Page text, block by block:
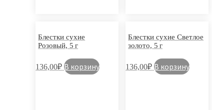
Блестки сухие
Розовый, 5 г
136,00₽ В корзину
Блестки сухие Светлое
золото, 5 г
136,00₽ В корзину